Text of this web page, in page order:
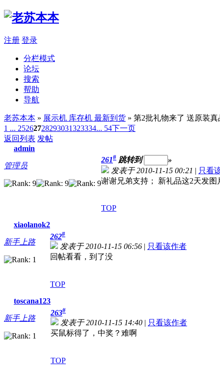
注册 登录
分栏模式
论坛
搜索
帮助
导航
老苏本本 » 展示机 库存机 最新到货 » 第2批礼物来了 送原装
1 ... 25262728293031323334... 54下一页
返回列表 发帖
admin
管理员
261# 跳转到
»
发表于 2010-11-15 00:21 | 只看
谢谢兄弟支持； 新礼品这2天发图
TOP
xiaolanok2
新手上路
262#
发表于 2010-11-15 06:56 | 只看该作者
回帖看看，到了没
TOP
toscana123
新手上路
263#
发表于 2010-11-15 14:40 | 只看该作者
买鼠标得了，中奖？难啊
TOP